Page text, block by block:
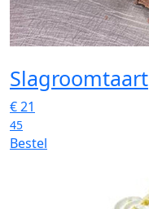
Slagroomtaart
€21
45
Bestel